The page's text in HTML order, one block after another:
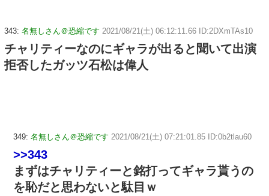
343: 名無しさん＠恐縮です 2021/08/21(土) 06:12:11.66 ID:2DXmTAs10
チャリティーなのにギャラが出ると聞いて出演
拒否したガッツ石松は偉人
349: 名無しさん＠恐縮です 2021/08/21(土) 07:21:01.85 ID:0b2tlau60
>>343
まずはチャリティーと銘打ってギャラ貰うの
を恥だと思わないと駄目ｗ